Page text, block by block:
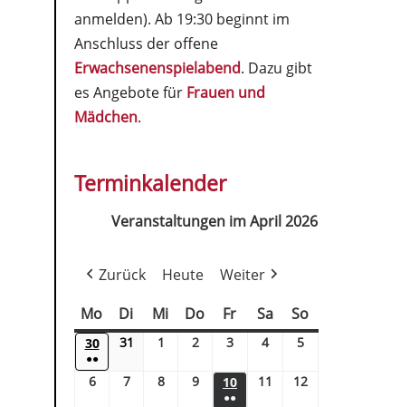
anmelden). Ab 19:30 beginnt im
Anschluss der offene
Erwachsenenspielabend. Dazu gibt
es Angebote für Frauen und
Mädchen.
Terminkalender
Veranstaltungen im April 2026
Zurück Heute
Weiter
Mo
Di Mi Do Fr Sa So
30
●●
31 1 2 3 4 5
6 7 8 9 10
●●
11 12